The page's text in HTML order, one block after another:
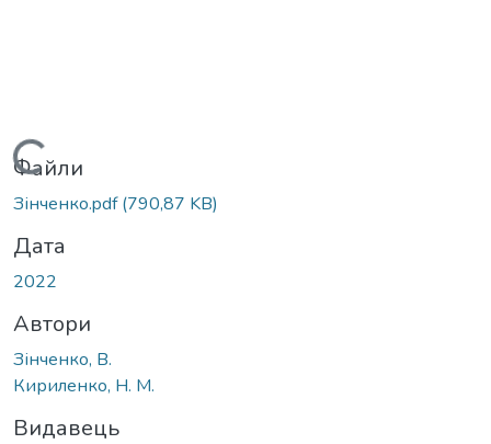
Вантажиться...
Файли
Зінченко.pdf(790,87 KB)
Дата
2022
Автори
Зінченко, В.
Кириленко, Н. М.
Видавець